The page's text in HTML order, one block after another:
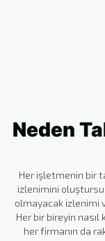
Neden
Her işletmenin bir
izlenimini
olmayacak izlenimi
Her bir bireyin
her firmanın da